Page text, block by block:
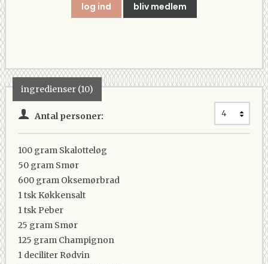
log ind bliv medlem
ingredienser (10)
Antal personer:
100 gram Skalotteløg
50 gram Smør
600 gram Oksemørbrad
1 tsk Køkkensalt
1 tskPeber
25 gram Smør
125 gram Champignon
1 deciliter Rødvin